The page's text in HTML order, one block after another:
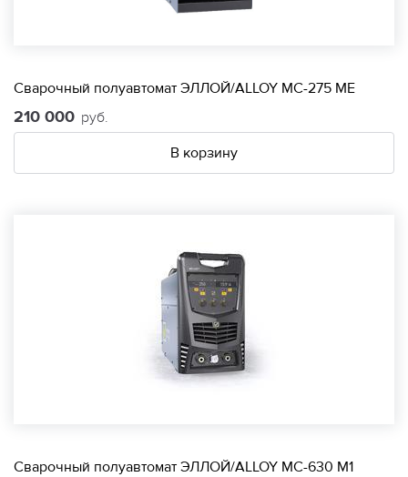
Сварочный полуавтомат ЭЛЛОЙ/ALLOY МС-275 МЕ
210 000 руб.
В корзину
Сварочный полуавтомат ЭЛЛОЙ/ALLOY МС-630 М1